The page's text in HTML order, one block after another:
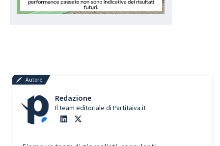
Autore
Redazione
Il team editoriale di Partitaiva.it